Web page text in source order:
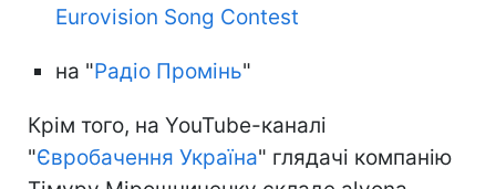
Eurovision Song Contest
на "Радіо Промінь"
Крім того, на YouTube-каналі
"Євробачення Україна" глядачі компанію